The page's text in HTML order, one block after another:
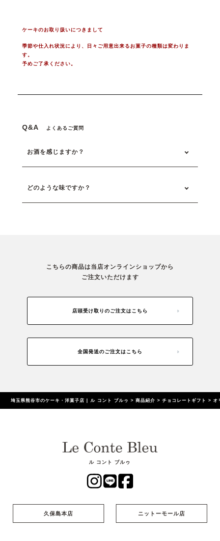
ケーキのお取り扱いにつきまして
季節や仕入れ状況により、日々ご用意出来るお菓子の種類は変わりま
す。
予めご了承ください。
Q&A よくあるご質問
お酒を感じますか？
どのような味ですか？
こちらの商品は当店オンラインショップから
ご注文いただけます
店頭受け取りのご注文はこちら
全国発送のご注文はこちら
埼玉県熊谷市のケーキ・洋菓子店 | ル コント ブルゥ >商品紹介 >チョコレートギフト >オ
ル コント ブルゥ
久保島本店 ニットーモール店